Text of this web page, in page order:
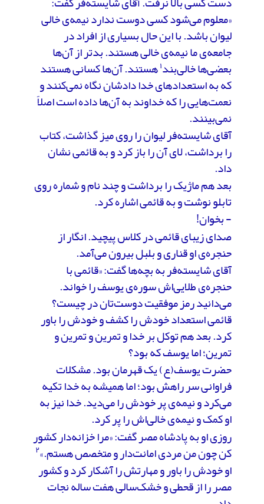
«معلوم می‌شود کسی دوست ندارد نیمه‌ی خالی
لیوان باشد. با این حال بسیاری از افراد در
جامعه‌ی ما نیمه‌ی خالی هستند. بدتر از آن‌ها
بعضی‌ها خالی‌بند۱هستند. آن‌ها کسانی هستند
که به استعداد‌های خدا دادشان نگاه نمی‌کنند و
نعمت‌هایی را که خداوند به آن‌ها داده است اصلاً
نمی‌بینند.
آقای شایسته‌فر لیوان‌ را روی میز گذاشت، کتاب
را برداشت، لای آن را باز کرد و به قائمی نشان
داد.
بعد هم ماژیک را برداشت و چند نام و شماره روی
تابلو نوشت و به قائمی اشاره کرد.
- بخوان!
صدای زیبای قائمی در کلاس پیچید. انگار از
حنجره‌ی او قناری و بلبل بیرون می‌آمد.
آقای شایسته‌فر به بچه‌ها گفت: «قائمی با
حنجره‌ی طلایی‌اش سوره‌ی یوسف را خواند.
می‌دانید رمز موفقیت دوست‌تان در چیست؟
قائمی استعداد خودش را کشف و خودش را باور
کرد. بعد هم توکل بر خدا و تمرین و تمرین و
تمرین؛ اما یوسف که بود؟
حضرت یوسف(ع) یک قهرمان بود. مشکلات
فراوانی سر راهش بود؛ اما همیشه به خدا تکیه
می‌کرد و نیمه‌ی پر خودش را می‌دید. خدا نیز به
او کمک و نیمه‌ی خالی‌اش را پر کرد.
روزی او به پادشاه مصر گفت: «مرا خزانه‌دار کشور
کن چون من مردی امانت‌دار و متخصص هستم.»۲
او خودش را باور و مهارتش را آشکار کرد و کشور
مصر را از قحطی و خشک‌سالی هفت ساله نجات